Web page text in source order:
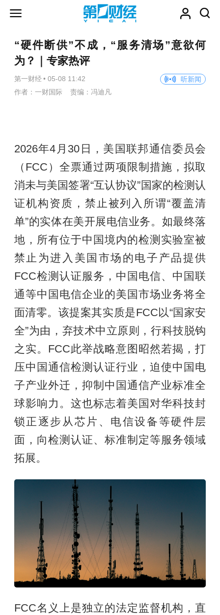
“硬件断供”不成，“服务清场”意欲何
为？｜专家热评
第一财经 • 05-08 11:42
听新闻
作者：一财国际 责编：冯迪凡
2026年4月30日，美国联邦通信委员会
（FCC）全票通过两项限制措施，拟取
消未与美国签署“互认协议”国家的检测认
证机构资质，禁止被列入所谓“覆盖清
单”的实体在美开展电信业务。如最终落
地，所有位于中国境内的检测实验室被
禁止为进入美国市场的电子产品提供
FCC检测认证服务，中国电信、中国联
通等中国电信企业的美国市场业务将全
面清零。该提案其实质是FCC以“国家安
全”为由，弃技术中立原则，行科技脱钩
之实。FCC此举战略意图昭然若揭，打
压中国通信检测认证行业，迫使中国电
子产业外迁，抑制中国通信产业标准全
球影响力。这也标志着美国对华科技封
锁正逐步从芯片、电信设备等硬件层
面，向检测认证、标准制定等服务领域
拓展。
FCC名义上是独立的法定监督机构，直